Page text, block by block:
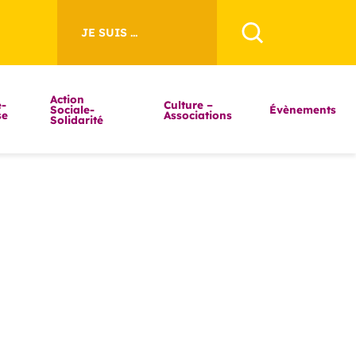
JE SUIS ...
Action
Sociale-
Solidarité
Culture –
Associations Évènements